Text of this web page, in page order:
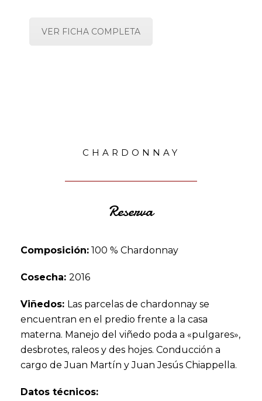
VER FICHA COMPLETA
CHARDONNAY
Reserva
Composición: 100 % Chardonnay
Cosecha: 2016
Viñedos: Las parcelas de chardonnay se
encuentran en el predio frente a la casa
materna. Manejo del viñedo poda a «pulgares»,
desbrotes, raleos y des hojes. Conducción a
cargo de Juan Martín y Juan Jesús Chiappella.
Datos técnicos: